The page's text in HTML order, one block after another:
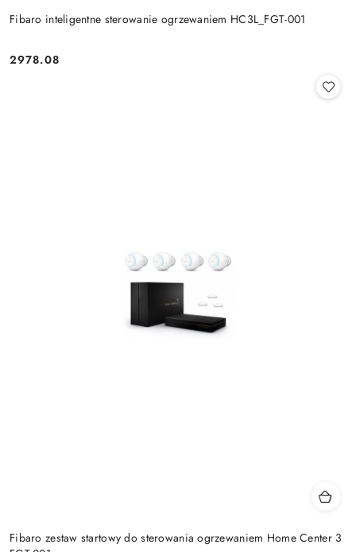
Fibaro inteligentne sterowanie ogrzewaniem HC3L_FGT-001
Cena:
2978.08
Fibaro zestaw startowy do sterowania ogrzewaniem Home Center 3